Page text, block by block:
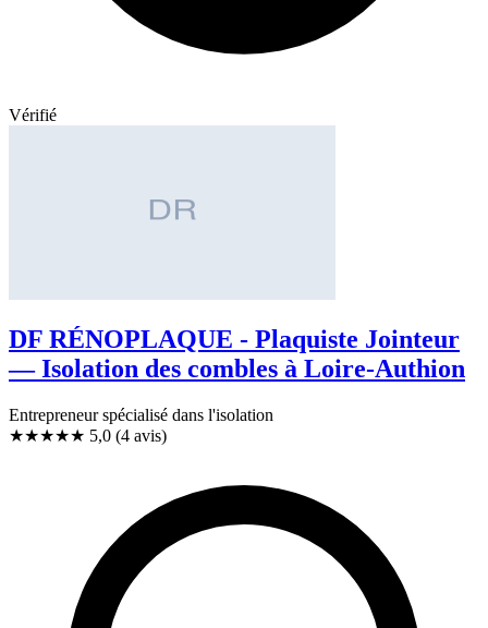
Vérifié
DF RÉNOPLAQUE - Plaquiste Jointeur
— Isolation des combles à Loire-Authion
Entrepreneur spécialisé dans l'isolation
★★★★★ 5,0 (4 avis)